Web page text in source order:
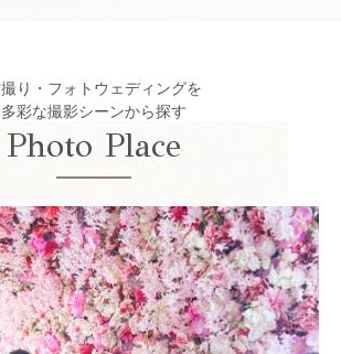
り・フォトウェディングを
多彩な撮影シーンから探す
Photo Place